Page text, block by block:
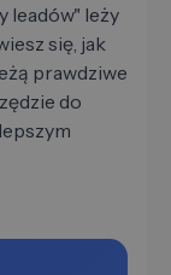
leadów" leży
się, jak
prawdziwe
do